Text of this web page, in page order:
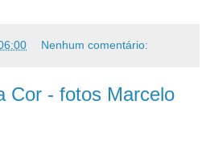
Nenhum comentário:
Cor - fotos Marcelo